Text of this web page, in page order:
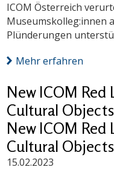
ICOM Österreich
Museumskolleg:innen
Plünderungen
Mehr erfahren
New ICOM
Cultural
New ICOM
Cultural
15.02.2023